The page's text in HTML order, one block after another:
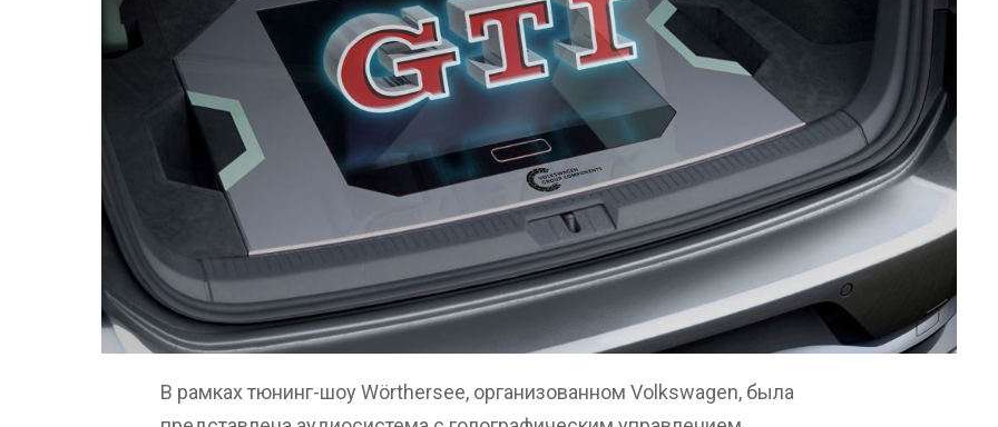
В рамках тюнинг-шоу Wörthersee, организованном Volkswagen, была